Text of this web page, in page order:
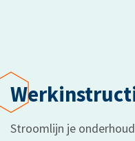
Stroomlijn je